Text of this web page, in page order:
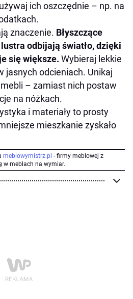
ich oszczędnie – np. na
znaczenie. Błyszczące
odbijają światło, dzięki
się większe. Wybieraj lekkie
jasnych odcieniach. Unikaj
– zamiast nich postaw
na nóżkach.
i materiały to prosty
mieszkanie zyskało
meblowymistrz.pl - firmy meblowej z
w meblach na wymiar.